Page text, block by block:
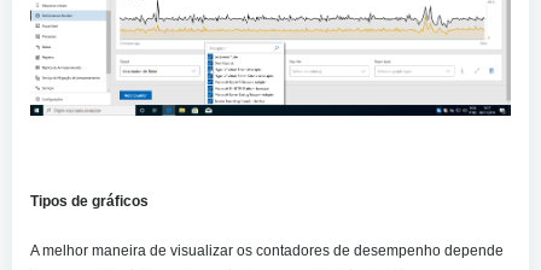
Tipos de gráficos
A melhor maneira de visualizar os contadores de desempenho depende